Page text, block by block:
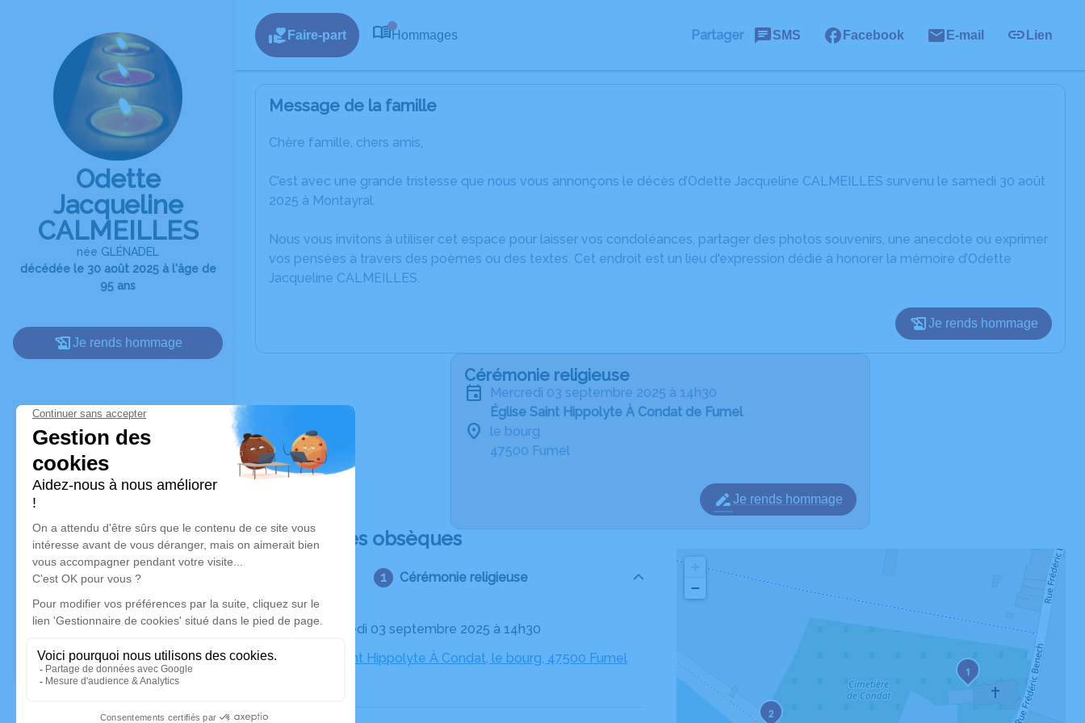
Odette
Jacqueline
CALMEILLES
née GLÉNADEL
décédée le 30 août 2025 à l'âge de
95 ans
Je rends hommage
Faire-part Hommages Partager SMS Facebook E-mail Lien
Message de la famille
Chère famille, chers amis,
C’est avec une grande tristesse que nous vous annonçons le décès d’Odette Jacqueline CALMEILLES survenu le samedi 30 août
2025 à Montayral.
Nous vous invitons à utiliser cet espace pour laisser vos condoléances, partager des photos souvenirs, une anecdote ou exprimer
vos pensées à travers des poèmes ou des textes. Cet endroit est un lieu d'expression dédié à honorer la mémoire d’Odette
Jacqueline CALMEILLES.
Je rends hommage
Cérémonie religieuse
mercredi 03 septembre 2025 à 14h30
Église Saint Hippolyte À Condat de Fumel
le bourg
47500 Fumel
Je rends hommage
Déroulé des obsèques
Cérémonie religieuse
Le mercredi 03 septembre 2025 à 14h30
Église Saint Hippolyte À Condat, le bourg, 47500 Fumel
1
2
−